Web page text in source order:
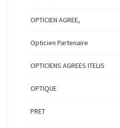
OPTICIEN AGREE,
Opticien Partenaire
OPTICIENS AGREES ITELIS
OPTIQUE
PRET